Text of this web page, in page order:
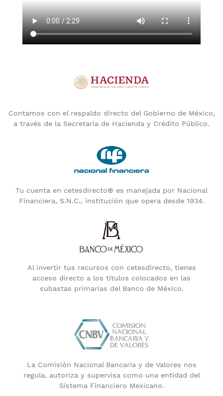
Contamos con el respaldo directo del Gobierno de México,
a través de la Secretaría de Hacienda y Crédito Público.
Tu cuenta en cetesdirecto® es manejada por Nacional
Financiera, S.N.C., institución que opera desde 1934.
Al invertir tus recursos con cetesdirecto, tienes
acceso directo a los títulos colocados en las
subastas primarias del Banco de México.
La Comisión Nacional Bancaria y de Valores nos
regula, autoriza y supervisa como una entidad del
Sistema Financiero Mexicano.